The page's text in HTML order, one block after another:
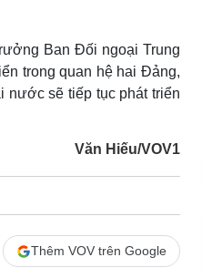
Ban Đối ngoại Trung
trong quan hệ hai Đảng,
nước sẽ tiếp tục phát triển
Văn Hiếu/VOV1
Thêm VOV trên Google